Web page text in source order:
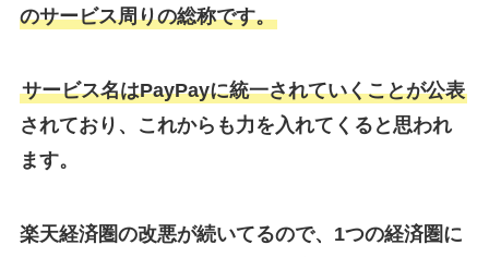
のサービス周りの総称です。
サービス名はPayPayに統一されていくことが公表
されており、これからも力を入れてくると思われ
ます。
楽天経済圏の改悪が続いてるので、1つの経済圏に